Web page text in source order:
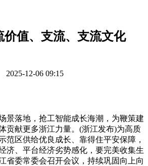
价值、支流、支流文化
2025-12-06 09:15
落地，抢工智能成长海潮，为鞭策建
贡献更多浙江力量。(浙江发布)为高质
范区供给优良成长、靠得住平安保障，
济、平台经济劣势感化，要完美收集生
省委常委会召开会议，持续巩固向上向